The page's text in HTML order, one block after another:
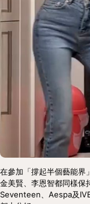
在參加「撐起半個藝能界
金美賢、李恩智都同樣保
Seventeen、Aespa及